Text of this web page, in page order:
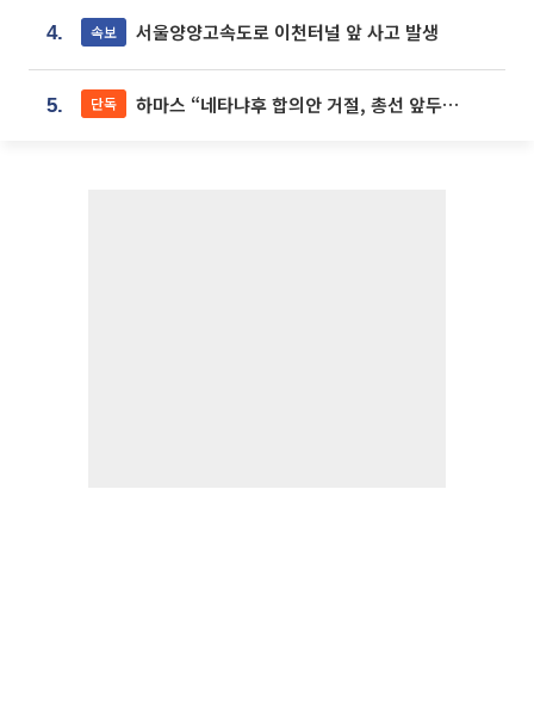
4. 속보 서울양양고속도로 이천터널 앞 사고 발생
5. 단독 하마스 “네타냐후 합의안 거절, 총선 앞두고 시간 끌기”